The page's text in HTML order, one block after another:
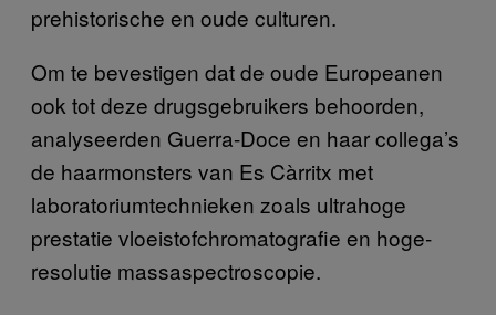
prehistorische en oude culturen.
Om te bevestigen dat de oude Europeanen
ook tot deze drugsgebruikers behoorden,
analyseerden Guerra-Doce en haar collega’s
de haarmonsters van Es Càrritx met
laboratoriumtechnieken zoals ultrahoge
prestatie vloeistofchromatografie en hoge-
resolutie massaspectroscopie.